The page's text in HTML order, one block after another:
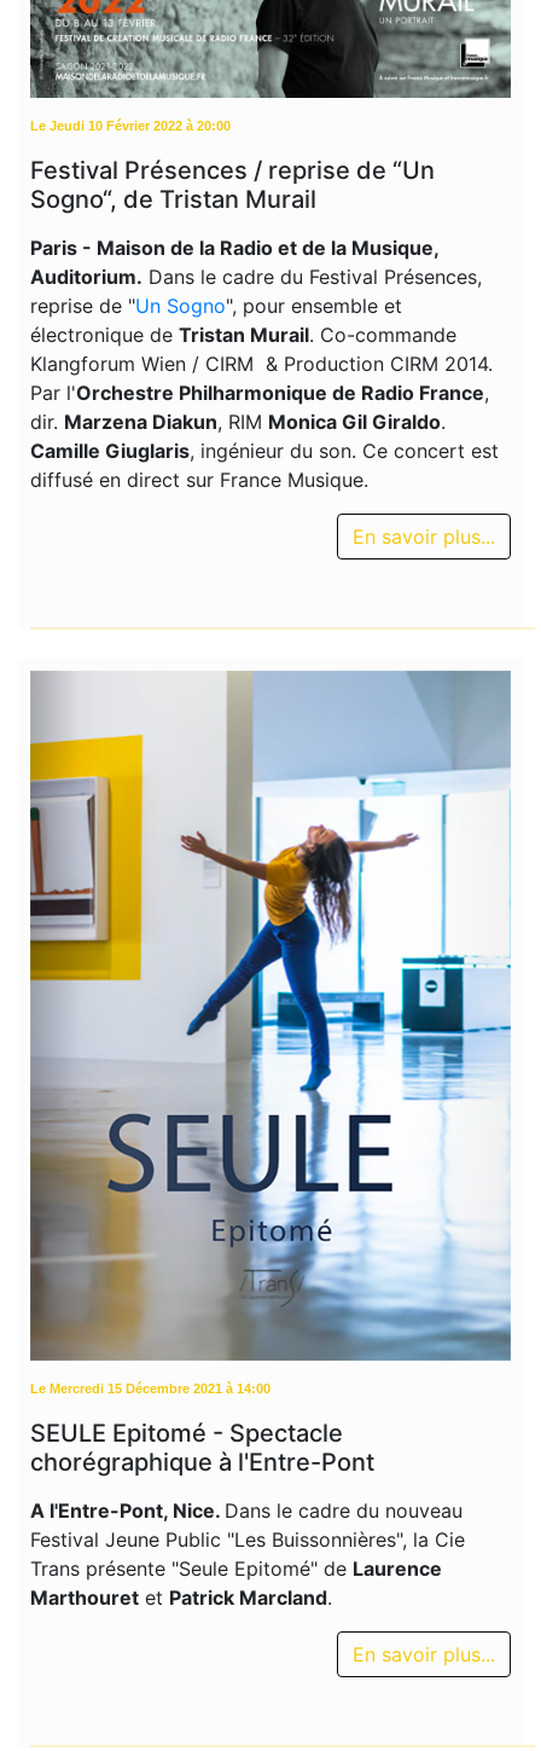
Le Jeudi 10 Février 2022 à 20:00
Festival Présences / reprise de “Un
Sogno“, de Tristan Murail
Paris - Maison de la Radio et de la Musique,
Auditorium. Dans le cadre du Festival Présences,
reprise de "Un Sogno", pour ensemble et
électronique de Tristan Murail. Co-commande
Klangforum Wien / CIRM & Production CIRM 2014.
Par l'Orchestre Philharmonique de Radio France,
dir. Marzena Diakun, RIM Monica Gil Giraldo.
Camille Giuglaris, ingénieur du son. Ce concert est
diffusé en direct sur France Musique.
En savoir plus...
Le Mercredi 15 Décembre 2021 à 14:00
SEULE Epitomé - Spectacle
chorégraphique à l'Entre-Pont
A l'Entre-Pont, Nice. Dans le cadre du nouveau
Festival Jeune Public "Les Buissonnières", la Cie
Trans présente "Seule Epitomé" de Laurence
Marthouret et Patrick Marcland.
En savoir plus...